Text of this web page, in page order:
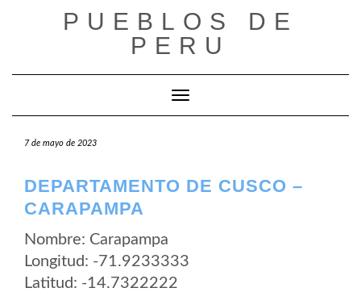
PUEBLOS DE
PERU
Cambiar modo de navegación
7 de mayo de 2023
DEPARTAMENTO DE CUSCO –
CARAPAMPA
Nombre: Carapampa
Longitud: -71.9233333
Latitud: -14.7322222